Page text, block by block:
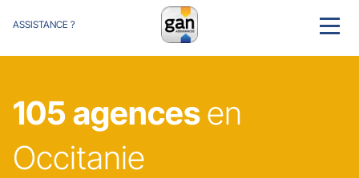
ASSISTANCE ? MENU
105 agencesen
Occitanie